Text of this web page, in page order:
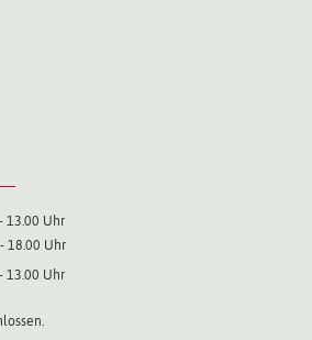
13.00 Uhr
18.00 Uhr
13.00 Uhr